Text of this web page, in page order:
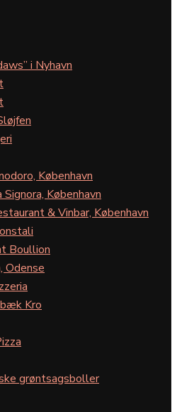
i Nyhavn
København
Signora, København
& Vinbar, København
Boullion
Odense
Kro
grøntsagsboller